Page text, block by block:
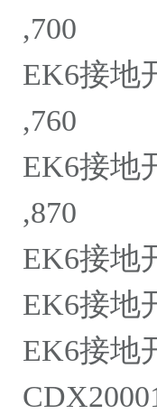
,700
EK6接地
,760
EK6接地
,870
EK6接地
EK6接地
EK6接地